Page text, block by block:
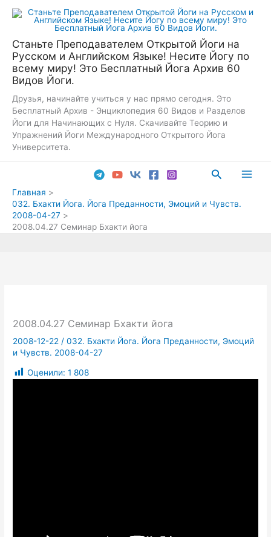
Перейти
Станьте Преподавателем Открытой Йоги на
Русском и Английском Языке! Несите Йогу по
всему миру! Это Бесплатный Йога Архив 60
Видов Йоги.
Друзья, начинайте учиться у нас прямо сегодня. Это
Бесплатный Архив - Энциклопедия 60 Видов и Разделов
Йоги для Начинающих с Нуля. Скачивайте Теорию и
Упражнений Йоги Международного Открытого Йога
Университета.
Поиск
Главная
032. Бхакти Йога. Йога Преданности, Эмоций и Чувств.
2008-04-27
2008.04.27 Семинар Бхакти йога
2008.04.27 Семинар Бхакти йога
2008-12-22 /032. Бхакти Йога. Йога Преданности, Эмоций
и Чувств. 2008-04-27
Оценили: 1 808